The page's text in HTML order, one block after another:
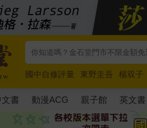
國中自修評量 東野圭吾 楊双子
唯紅花綻放
奧德賽 路邊攤新作
文書 動漫ACG 親子館 英文書